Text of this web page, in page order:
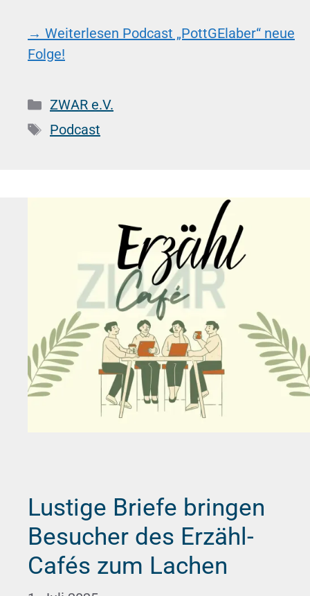
→ Weiterlesen Podcast „PottGElaber“ neue
Folge!
Kategorien
ZWAR e.V.
Schlagwörter
Podcast
Lustige Briefe bringen
Besucher des Erzähl-
Cafés zum Lachen